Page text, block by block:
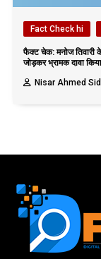
Fact Check hi
फैक्ट चेक: मनोज तिवारी
जोड़कर भ्रामक दावा
Nisar Ahmed